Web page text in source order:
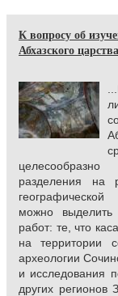
К вопросу об
Абхазского царства
целесообразно
разделения на
можно выделить
работ: те, что
на территории
археологии
и исследования
других регионов